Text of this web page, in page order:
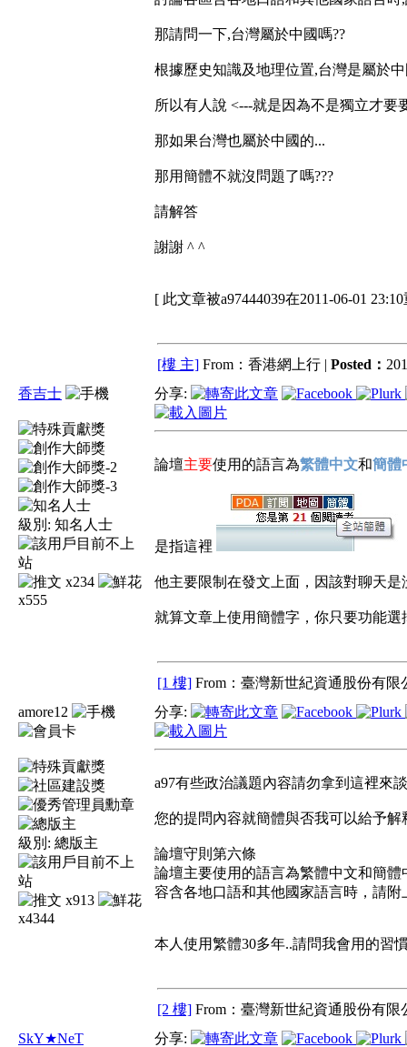
那請問一下,台灣屬於中國嗎??
根據歷史知識及地理位置,台灣是屬於
所以有人說 <---就是因為不是獨立才要
那如果台灣也屬於中國的...
那用簡體不就沒問題了嗎???
請解答
謝謝 ^ ^
[ 此文章被a97444039在2011-06-01
[樓 主] From：香港網上行 | Posted：
香吉士
級別: 知名人士
x234
x555
分享:
論壇主要使用的語言為繁體中文和簡體
是指這裡
他主要限制在發文上面，因該對聊天是
就算文章上使用簡體字，你只要功能
[1 樓] From：臺灣新世紀資通股份有限
amore12
級別: 總版主
x913
x4344
分享:
a97有些政治議題內容請勿拿到這裡來
您的提問內容就簡體與否我可以給予解
論壇守則第六條
論壇主要使用的語言為繁體中文和簡
容含各地口語和其他國家語言時，請
本人使用繁體30多年..請問我會用的習
[2 樓] From：臺灣新世紀資通股份有限
SkY★NeT
分享: